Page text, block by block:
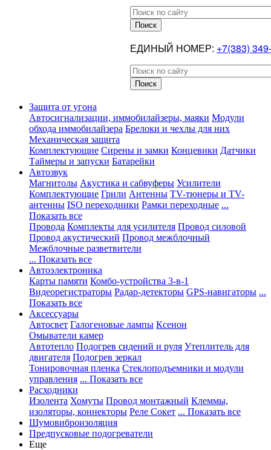
ЕДИНЫЙ НОМЕР: +7(383)
Защита от угона
Автосигнализации, иммобилайзеры, маяки Модули
обхода иммобилайзера Брелоки и чехлы для них
Механическая защита
Комплектующие Сирены и замки Концевики Датчики
Таймеры и запуски Батарейки
Автозвук
Магнитолы Акустика и сабвуферы Усилители
Комплектующие Грили Антенны TV-тюнеры и TV-
антенны ISO переходники Рамки переходные ...
Показать все
Провода Комплекты для усилителя Провод силовой
Провод акустический Провод межблочный
Межблочные разветвители
... Показать все
Автоэлектроника
Карты памяти Комбо-устройства 3-в-1
Видеорегистраторы Радар-детекторы GPS-навигаторы ...
Показать все
Аксессуары
Автосвет Галогеновые лампы Ксенон
Омыватели камер
Автотепло Подогрев сидений и руля Утеплитель для
двигателя Подогрев зеркал
Тонировочная пленка Стеклоподъемники и модули
управления ... Показать все
Расходники
Изолента Хомуты Провод монтажный Клеммы,
изоляторы, коннекторы Реле Сокет ... Показать все
Шумовиброизоляция
Предпусковые подогреватели
Еще